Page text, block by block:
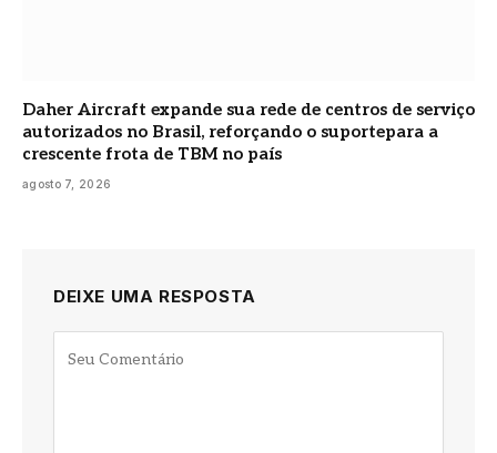
Daher Aircraft expande sua rede de centros de serviço
autorizados no Brasil, reforçando o suportepara a
crescente frota de TBM no país
agosto 7, 2026
DEIXE UMA RESPOSTA